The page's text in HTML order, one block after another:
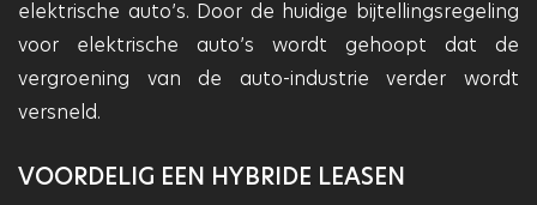
elektrische auto’s. Door de huidige bijtellingsregeling
voor elektrische auto’s wordt gehoopt dat de
vergroening van de auto-industrie verder wordt
versneld.
VOORDELIG EEN HYBRIDE LEASEN